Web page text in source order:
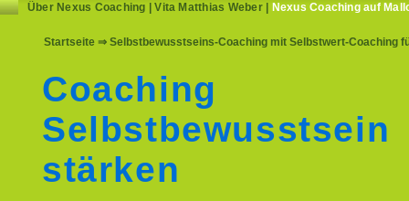
Über Nexus Coaching |Vita Matthias Weber| Nexus Coaching auf
Startseite ⇒ Selbstbewusstseins-Coaching mit Selbstwert-Coaching
Coaching
Selbstbewusstsein
stärken